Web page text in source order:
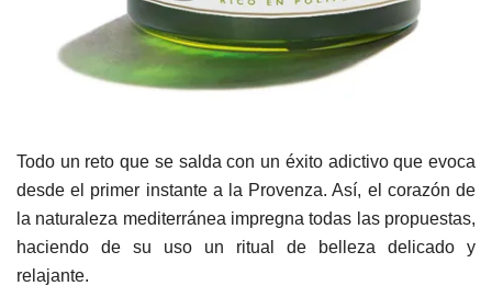
Todo un reto que se salda con un éxito adictivo que evoca
desde el primer instante a la Provenza. Así, el corazón de
la naturaleza mediterránea impregna todas las propuestas,
haciendo de su uso un ritual de belleza delicado y
relajante.